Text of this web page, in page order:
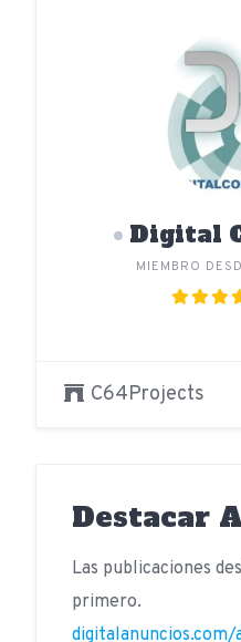
Digital
MIEMBRO
C64Projects
Destacar
Las publicaciones
primero.